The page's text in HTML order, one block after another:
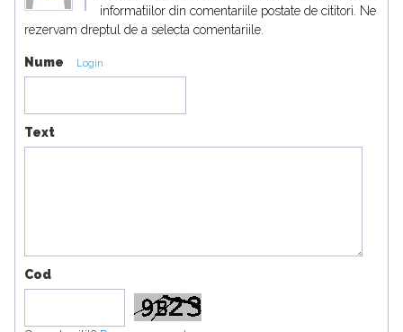
informatiilor din comentariile postate de cititori. Ne
rezervam dreptul de a selecta comentariile.
Nume Login
Text
Cod